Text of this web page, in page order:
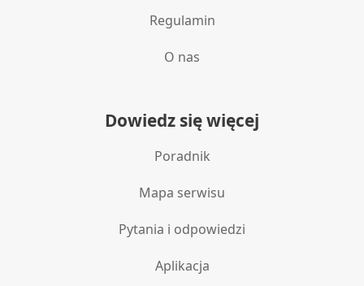
Regulamin
O nas
Dowiedz się więcej
Poradnik
Mapa serwisu
Pytania i odpowiedzi
Aplikacja